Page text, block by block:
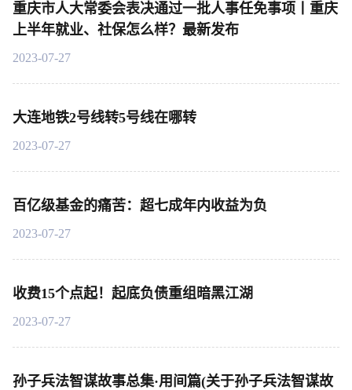
重庆市人大常委会表决通过一批人事任免事项丨重庆
上半年就业、社保怎么样？最新发布
2023-07-27
大连地铁2号线转5号线在哪转
2023-07-27
百亿级基金的痛苦：超七成年内收益为负
2023-07-27
收费15个点起！起底负债重组暗黑江湖
2023-07-27
孙子兵法智谋故事总集·用间篇(关于孙子兵法智谋故